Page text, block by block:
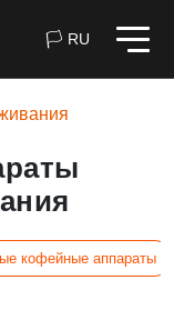
🏳 RU
кофейные аппараты